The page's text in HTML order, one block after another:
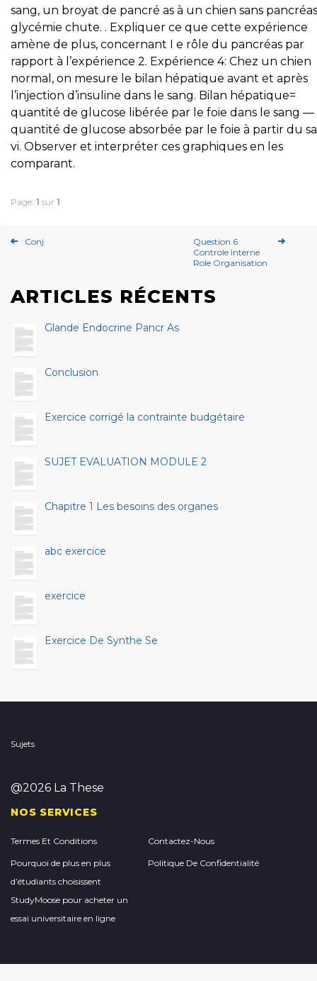
sang, un broyat de pancré as à un chien sans
glycémie chute. . Expliquer ce que cette expérience
amène de plus, concernant I e rôle du pancréas par
rapport à l’expérience 2. Expérience 4: Chez un chien
normal, on mesure le bilan hépatique avant et après
l’injection d’insuline dans le sang. Bilan hépatique=
quantité de glucose libérée par le foie dans le sang —
quantité de glucose absorbée par le foie à partir du
vi. Observer et interpréter ces graphiques en les
comparant.
Page: 1 sur 1
Conj
Question 6
Controle Interne
Role Organisation
ARTICLES RÉCENTS
Glande Endocrine Pancr As
Conclusion
Exercice corrigé la contrainte budgétaire
SUJET EVALUATION MODULE 2
Chapitre 1 Les besoins des organes
abc exercice
exercice
Exercice De Synthe Se
Sujets
@2026 La These
NOS SERVICES
Termes Et Conditions Contactez-Nous
Pourquoi de plus en plus
d’étudiants choisissent
StudyMoose pour acheter un
essai universitaire en ligne
Politique De Confidentialité